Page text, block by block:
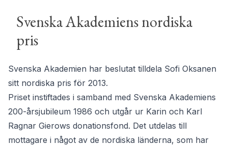
Svenska Akademiens nordiska
pris
Svenska Akademien har beslutat tilldela Sofi Oksanen
sitt nordiska pris för 2013.
Priset instiftades i samband med Svenska Akademiens
200-årsjubileum 1986 och utgår ur Karin och Karl
Ragnar Gierows donationsfond. Det utdelas till
mottagare i något av de nordiska länderna, som har